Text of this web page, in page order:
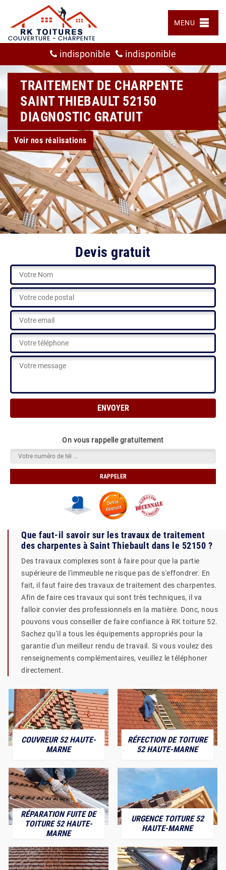
MENU
indisponible indisponible
TRAITEMENT DE CHARPENTE
SAINT THIEBAULT 52150
DIAGNOSTIC GRATUIT
Voir nos réalisations
Devis gratuit
On vous rappelle gratuitement
Que faut-il savoir sur les travaux de traitement
des charpentes à Saint Thiebault dans le 52150 ?
Des travaux complexes sont à faire pour que la partie
supérieure de l'immeuble ne risque pas de s'effondrer. En
fait, il faut faire des travaux de traitement des charpentes.
Afin de faire ces travaux qui sont très techniques, il va
falloir convier des professionnels en la matière. Donc, nous
pouvons vous conseiller de faire confiance à RK toiture 52.
Sachez qu'il a tous les équipements appropriés pour la
garantie d'un meilleur rendu de travail. Si vous voulez des
renseignements complémentaires, veuillez le téléphoner
directement.
COUVREUR 52 HAUTE-
MARNE
RÉFECTION DE TOITURE
52 HAUTE-MARNE
RÉPARATION FUITE DE
TOITURE 52 HAUTE-
MARNE
URGENCE TOITURE 52
HAUTE-MARNE